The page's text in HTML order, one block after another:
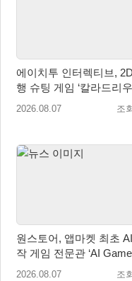
에이치투 인터렉티브,
행 슈팅 게임 ‘칼라드리
2/다크 엘레멘트’ 올 겨
2026.08.07 조
원스토어, 앱마켓 최초
작 게임 전문관 ‘AI
오픈
2026.08.07 조